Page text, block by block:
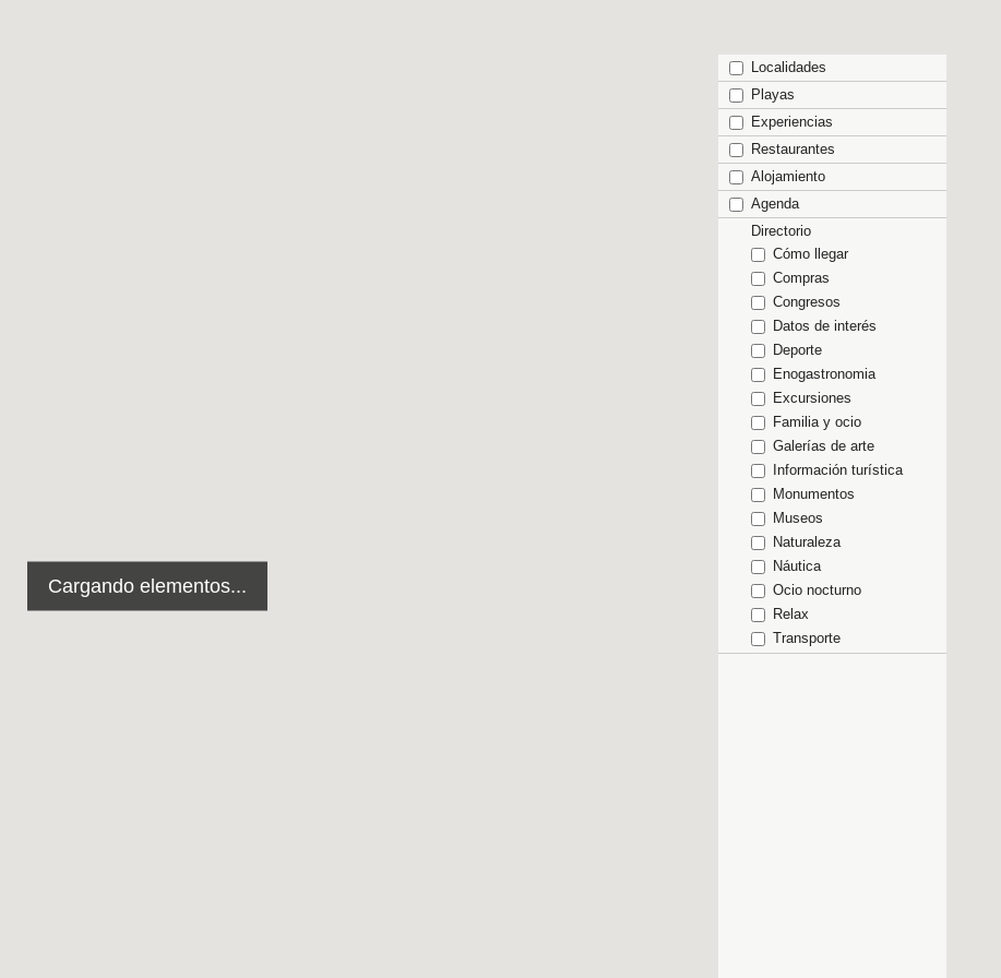
Cargando elementos...
Localidades
Playas
Experiencias
Restaurantes
Alojamiento
Agenda
Directorio
Cómo llegar
Compras
Congresos
Datos de interés
Deporte
Enogastronomia
Excursiones
Familia y ocio
Galerías de arte
Información turística
Monumentos
Museos
Naturaleza
Náutica
Ocio nocturno
Relax
Transporte